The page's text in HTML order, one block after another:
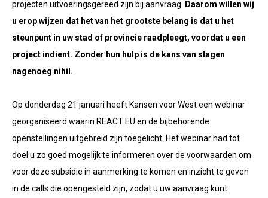
projecten uitvoeringsgereed zijn bij aanvraag.
Daarom willen wij
u erop wijzen dat het van het grootste belang is dat u het
steunpunt in uw stad of provincie raadpleegt, voordat u een
project indient. Zonder hun hulp is de kans van slagen
nagenoeg nihil.
Op donderdag 21 januari heeft Kansen voor West een webinar
georganiseerd waarin REACT EU en de bijbehorende
openstellingen uitgebreid zijn toegelicht. Het webinar had tot
doel u zo goed mogelijk te informeren over de voorwaarden om
voor deze subsidie in aanmerking te komen en inzicht te geven
in de calls die opengesteld zijn, zodat u uw aanvraag kunt